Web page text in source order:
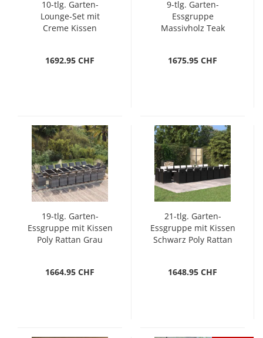
10-tlg. Garten-
Lounge-Set mit
Creme Kissen
1692.95 CHF
9-tlg. Garten-
Essgruppe
Massivholz Teak
1675.95 CHF
19-tlg. Garten-
Essgruppe mit Kissen
Poly Rattan Grau
1664.95 CHF
21-tlg. Garten-
Essgruppe mit Kissen
Schwarz Poly Rattan
1648.95 CHF